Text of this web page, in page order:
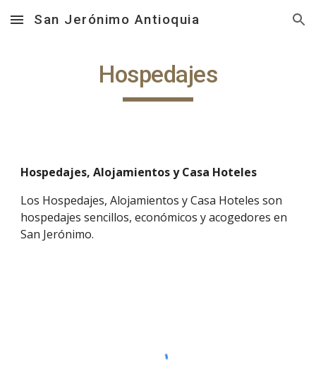
Skip to main content Skip to navigation
San Jerónimo Antioquia
Hospedajes
Hospedajes, Alojamientos y Casa Hoteles
Los Hospedajes, Alojamientos y Casa Hoteles son
hospedajes sencillos, económicos y acogedores en
San Jerónimo.